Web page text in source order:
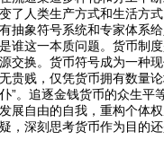
了人类生产方式和生活方
抽象符号系统和专家体系
谁这一本质问题。货币制
交换。货币符号成为一种
贵贱，仅凭货币拥有数量
”。追逐金钱货币的众生平
展自由的自我，重构个体
，深刻思考货币作为目的